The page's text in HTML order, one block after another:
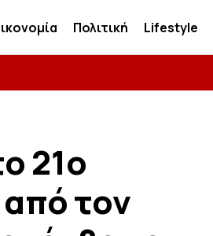
Πολιτική Lifestyle
21ο
τον